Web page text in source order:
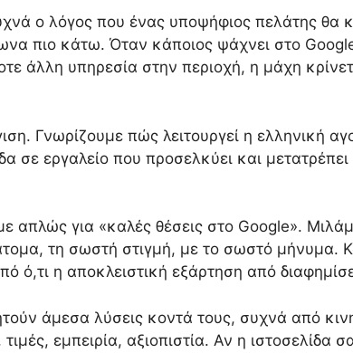
ο λόγος που ένας υποψήφιος πελάτης θα
πιο κάτω. Όταν κάποιος ψάχνει στο
άλλη υπηρεσία στην περιοχή, η μάχη
Γνωρίζουμε πώς λειτουργεί η ελληνική
εργαλείο που προσελκύει και μετατρέπει
απλώς για «καλές θέσεις στο Google».
τη σωστή στιγμή, με το σωστό μήνυμα.
ό,τι η αποκλειστική εξάρτηση από
άμεσα λύσεις κοντά τους, συχνά από
εμπειρία, αξιοπιστία. Αν η ιστοσελίδα